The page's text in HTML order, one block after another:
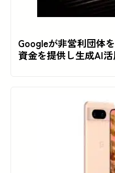
Googleが非営利団体
資金を提供し生成AI